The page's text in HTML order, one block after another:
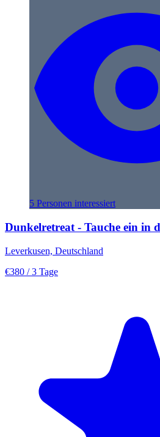
5 Personen interessiert
Dunkelretreat - Tauche ein in
Leverkusen, Deutschland
€380 / 3 Tage